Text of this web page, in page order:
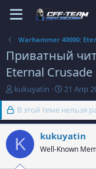
Warhammer 40000:
Приватный
Eternal Crusade
А
в
т
о
р
т
е
м
kukuyatin
Д
а
т
а
а
ч
21 Апр
В этой теме нельзя
K kukuyatin
Well-Known